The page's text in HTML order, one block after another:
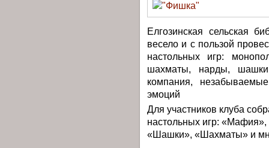
Елгозинская сельская
весело и с пользой
настольных игр:
шахматы, нарды,
компания,
эмоций
Для участников клуба
настольных игр:
«Шашки», «Шахматы» и